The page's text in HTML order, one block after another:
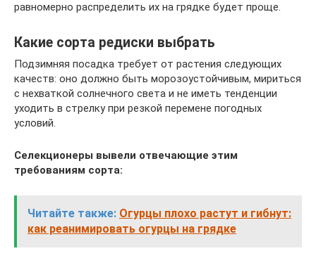
равномерно распределить их на грядке будет проще.
Какие сорта редиски выбрать
Подзимняя посадка требует от растения следующих
качеств: оно должно быть морозоустойчивым, мириться
с нехваткой солнечного света и не иметь тенденции
уходить в стрелку при резкой перемене погодных
условий.
Селекционеры вывели отвечающие этим
требованиям сорта:
Читайте также: Огурцы плохо растут и гибнут:
как реанимировать огурцы на грядке